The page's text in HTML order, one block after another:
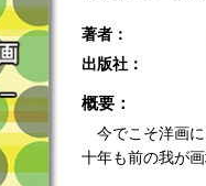
著者：
出版社：
概要：
今でこそ洋画に
十年も前の我が